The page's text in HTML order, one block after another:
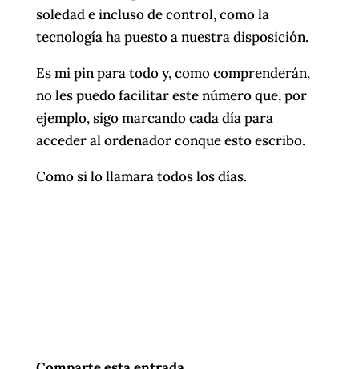
soledad e incluso de control, como la
tecnología ha puesto a nuestra disposición.
Es mi pin para todo y, como comprenderán,
no les puedo facilitar este número que, por
ejemplo, sigo marcando cada día para
acceder al ordenador conque esto escribo.
Como si lo llamara todos los días.